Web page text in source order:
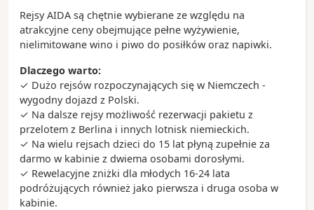
Civitavecchi lub wybrać się na wycieczkę koleją do
innych nadmorskich miejscowości - polecamy Santa
Severa z plażami i zamkiem na brzegu morza oraz
Orbetello położone na cyplu pomiędzy lagunami.
Zobacz koniecznie:
- Koloseum, które w starożytności było areną do
walk gladiatorów
- Fontanna di Trevi - to tu kąpali się bohaterowie
filmu „Słodkie życie”
- Bazylika św. Piotra jest symbolem władzy papieskiej
- Schody Hiszpańskie, nawiązanie do nich
znajdziemy na statku Costa Smeralda
Rejsy AIDA są chętnie wybierane ze względu na
atrakcyjne ceny obejmujące pełne wyżywienie,
nielimitowane wino i piwo do posiłków oraz napiwki.
Dlaczego warto:
✓ Dużo rejsów rozpoczynających się w Niemczech -
wygodny dojazd z Polski.
✓ Na dalsze rejsy możliwość rezerwacji pakietu z
przelotem z Berlina i innych lotnisk niemieckich.
✓ Na wielu rejsach dzieci do 15 lat płyną zupełnie za
darmo w kabinie z dwiema osobami dorosłymi.
✓ Rewelacyjne zniżki dla młodych 16-24 lata
podróżujących również jako pierwsza i druga osoba w
kabinie.